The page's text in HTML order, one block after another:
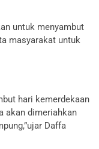
untuk menyambut
masyarakat untuk
hari kemerdekaan
akan dimeriahkan
Daffa